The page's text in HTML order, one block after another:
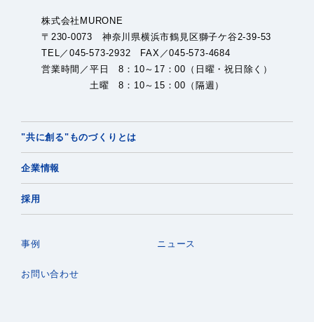
株式会社MURONE
〒230-0073 神奈川県横浜市鶴見区獅子ケ谷2-39-53
TEL／045-573-2932 FAX／045-573-4684
営業時間／平日 8：10～17：00（日曜・祝日除く）
土曜 8：10～15：00（隔週）
"共に創る"ものづくりとは
企業情報
採用
事例 ニュース
お問い合わせ